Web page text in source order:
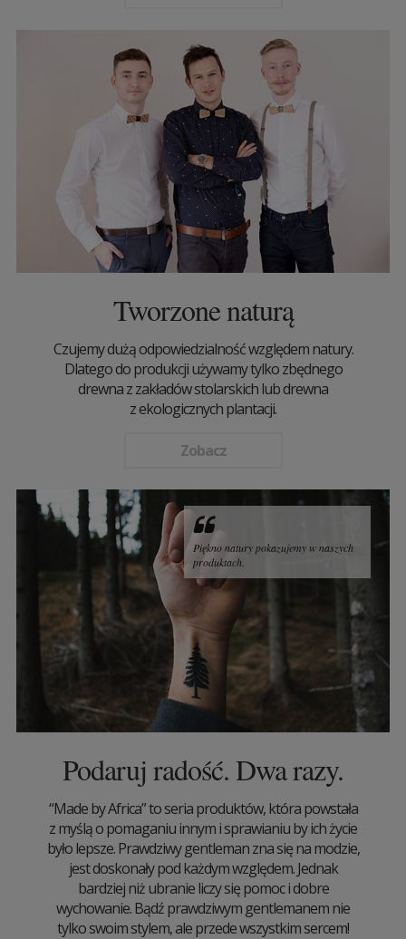
Tworzone naturą
Czujemy dużą odpowiedzialność względem natury.
Dlatego do produkcji używamy tylko zbędnego
drewna z zakładów stolarskich lub drewna
z ekologicznych plantacji.
Zobacz
Piękno natury pokazujemy w naszych
produktach.
Podaruj radość. Dwa razy.
“Made by Africa” to seria produktów, która powstała
z myślą o pomaganiu innym i sprawianiu by ich życie
było lepsze. Prawdziwy gentleman zna się na modzie,
jest doskonały pod każdym względem. Jednak
bardziej niż ubranie liczy się pomoc i dobre
wychowanie. Bądź prawdziwym gentlemanem nie
tylko swoim stylem, ale przede wszystkim sercem!